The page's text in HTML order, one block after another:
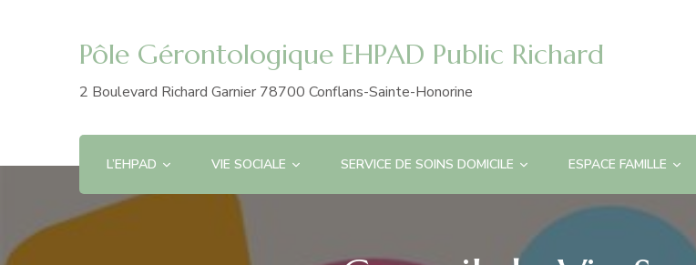
Pôle Gérontologique EHPAD Public Richard
2 Boulevard Richard Garnier 78700 Conflans-Sainte-Honorine
L’EHPAD VIE SOCIALE SERVICE DE SOINS DOMICILE ESPACE FAMILLE